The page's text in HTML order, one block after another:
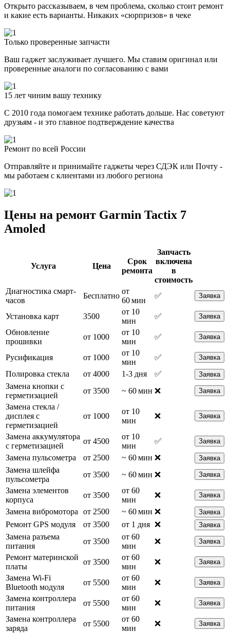
Открыто рассказываем, в чем проблема, сколько стоит ремонт
и какие есть варианты. Никаких «сюрпризов» в чеке
Только проверенные запчасти
Ваш гаджет заслуживает лучшего. Мы ставим оригинал или
проверенные аналоги по согласованию с вами
15 лет чиним вашу технику
С 2010 года помогаем технике работать дольше. Нас советуют
друзьям - и это главное подтверждение качества
Ремонт по всей России
Отправляйте и принимайте гаджеты через СДЭК или Почту -
мы работаем с клиентами из любого региона
Цены на ремонт Garmin Tactix 7
Amoled
Услуга Цена
Срок
ремонта
Запчасть
включена
в
стоимость
Диагностика смарт-
часов
Бесплатно
от
60 мин
✅ Заявка
Установка карт 3500
от 10
мин
✅ Заявка
Обновление
прошивки
от 1000
от 10
мин
✅ Заявка
Русификация от 1000
от 10
мин
✅ Заявка
Полировка стекла от 4000 1-3 дня ✅ Заявка
Замена кнопки с
герметизацией
от 3500 ~ 60 мин ❌ Заявка
Замена стекла /
дисплея с
герметизацией
от 1000
от 10
мин
❌ Заявка
Замена аккумулятора
с герметизацией
от 4500
от 10
мин
✅ Заявка
Замена пульсометра от 2500 ~ 60 мин ❌ Заявка
Замена шлейфа
пульсометра
от 3500 ~ 60 мин ❌ Заявка
Замена элементов
корпуса
от 3500
от 60
мин
❌ Заявка
Замена вибромотора от 2500 ~ 60 мин ❌ Заявка
Ремонт GPS модуля от 3500 от 1 дня ❌ Заявка
Замена разъема
питания
от 3500
от 60
мин
❌ Заявка
Ремонт материнской
платы
от 3500
от 60
мин
❌ Заявка
Замена Wi-Fi
Bluetooth модуля
от 5500
от 60
мин
❌ Заявка
Замена контроллера
питания
от 5500
от 60
мин
❌ Заявка
Замена контроллера
заряда
от 5500
от 60
мин
❌ Заявка